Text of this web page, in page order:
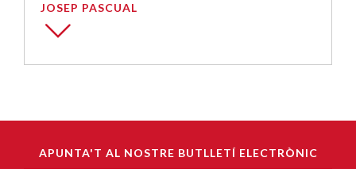
JOSEP PASCUAL
APUNTA'T AL NOSTRE BUTLLETÍ ELECTRÒNIC